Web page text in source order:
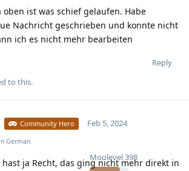
oben ist was schief gelaufen. Habe
Nachricht geschrieben und konnte nicht
ich es nicht mehr bearbeiten
Reply
to this.
Community Hero
Moolevel398
Feb 5, 2024
German
hast ja Recht, das ging nicht mehr direkt in